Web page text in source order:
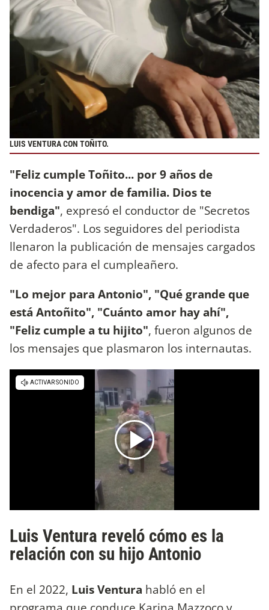
LUIS VENTURA CON TOÑITO.
"Feliz cumple Toñito... por 9 años de
inocencia y amor de familia. Dios te
bendiga", expresó el conductor de "Secretos
Verdaderos". Los seguidores del periodista
llenaron la publicación de mensajes cargados
de afecto para el cumpleañero.
"Lo mejor para Antonio", "Qué grande que
está Antoñito", "Cuánto amor hay ahí",
"Feliz cumple a tu hijito", fueron algunos de
los mensajes que plasmaron los internautas.
Luis Ventura reveló cómo es la
relación con su hijo Antonio
En el 2022, Luis Ventura habló en el